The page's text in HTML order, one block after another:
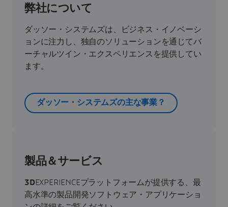
弊社について
ダッソー・システムズは、ビジネス・イノベーシ
ョンに注力し、独自のソリューションを通じてバ
ーチャルツイン・エクスペリエンスを提供してい
ます。
ダッソー・システムズの主な事業？
製品＆サービス
3DEXPERIENCEプラットフォームが提供する、最
高水準の製品開発ソフトウェア・アプリケーショ